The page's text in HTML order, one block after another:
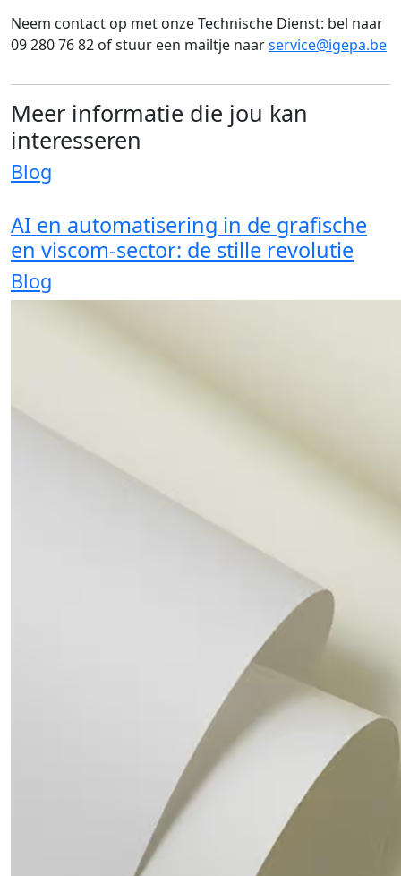
Neem contact op met onze Technische Dienst: bel naar
09 280 76 82 of stuur een mailtje naarservice@igepa.be
Meer informatie die jou kan
interesseren
Blog
AI en automatisering in de grafische
en viscom-sector: de stille revolutie
Blog